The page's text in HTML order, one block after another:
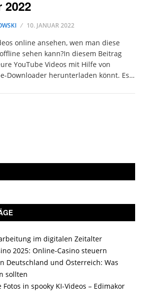
2022
10. JANUAR 2022
online ansehen, wen man diese
sehen kann?In diesem Beitrag
YouTube Videos mit Hilfe von
Downloader herunterladen könnt. Es…
im digitalen Zeitalter
2025: Online-Casino steuern
Deutschland und Österreich: Was
sollten
in spooky KI-Videos – Edimakor